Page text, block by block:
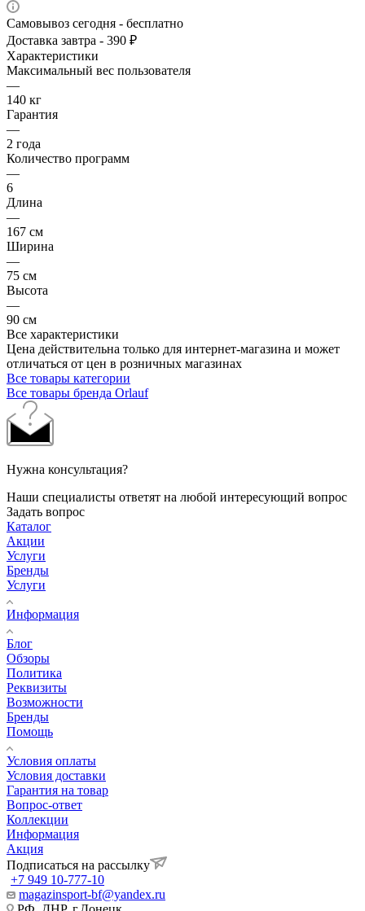
Самовывоз сегодня - бесплатно
Доставка завтра - 390 ₽
Характеристики
Максимальный вес пользователя
—
140 кг
Гарантия
—
2 года
Количество программ
—
6
Длина
—
167 см
Ширина
—
75 см
Высота
—
90 см
Все характеристики
Цена действительна только для интернет-магазина и может
отличаться от цен в розничных магазинах
Все товары категории
Все товары бренда Orlauf
Нужна консультация?
Наши специалисты ответят на любой интересующий вопрос
Задать вопрос
Каталог
Акции
Услуги
Бренды
Услуги
Информация
Блог
Обзоры
Политика
Реквизиты
Возможности
Бренды
Помощь
Условия оплаты
Условия доставки
Гарантия на товар
Вопрос-ответ
Коллекции
Информация
Акция
Подписаться на рассылку
+7 949 10-777-10
magazinsport-bf@yandex.ru